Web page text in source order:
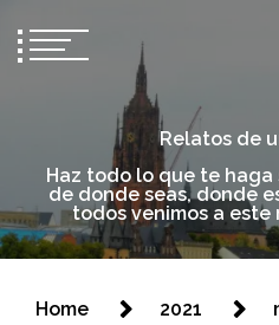
Relatos de
Haz todo lo que te
de donde seas, donde
todos venimos a este
Home 2021